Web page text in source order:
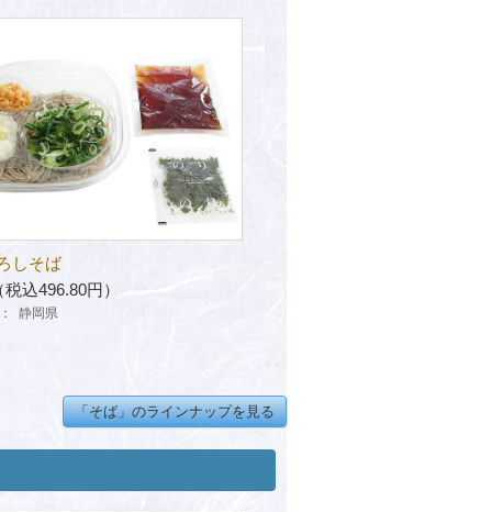
しそば
込496.80円）
静岡県
「そば」のラインナップを見る